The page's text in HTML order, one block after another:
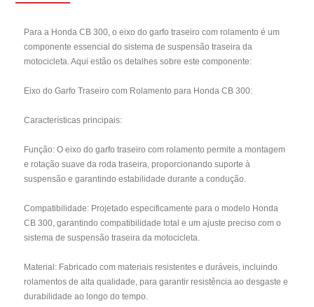
Para a Honda CB 300, o eixo do garfo traseiro com rolamento é um
componente essencial do sistema de suspensão traseira da
motocicleta. Aqui estão os detalhes sobre este componente:
Eixo do Garfo Traseiro com Rolamento para Honda CB 300:
Características principais:
Função: O eixo do garfo traseiro com rolamento permite a montagem
e rotação suave da roda traseira, proporcionando suporte à
suspensão e garantindo estabilidade durante a condução.
Compatibilidade: Projetado especificamente para o modelo Honda
CB 300, garantindo compatibilidade total e um ajuste preciso com o
sistema de suspensão traseira da motocicleta.
Material: Fabricado com materiais resistentes e duráveis, incluindo
rolamentos de alta qualidade, para garantir resistência ao desgaste e
durabilidade ao longo do tempo.